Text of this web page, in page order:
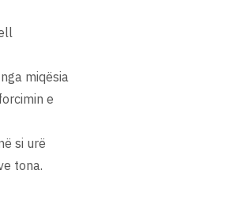
miqësia
e
si urë
tona.